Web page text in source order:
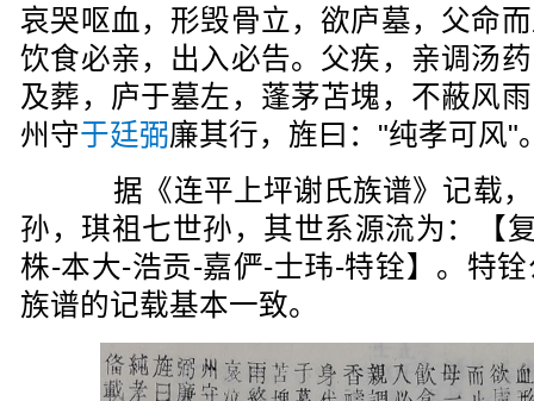
哀哭呕血，形毁骨立，欲庐墓，父命
饮食必亲，出入必告。父疾，亲调汤
及葬，庐于墓左，蓬茅苫塊，不蔽风
州守于廷弼廉其行，旌曰："纯孝可风"
据《连平上坪谢氏族谱》记载，
孙，琪祖七世孙，其世系源流为：【
株-本大-浩贡-嘉俨-士玮-特铨】。特
族谱的记载基本一致。